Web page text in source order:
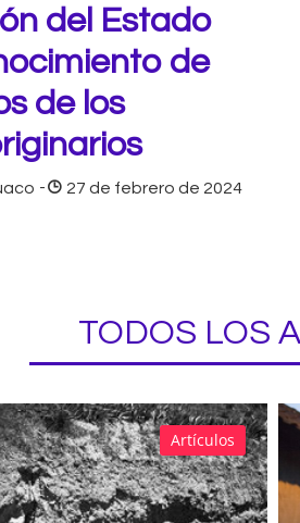
del Estado
de
de los
-
27 de febrero de 2024
TODOS LOS
Artículos